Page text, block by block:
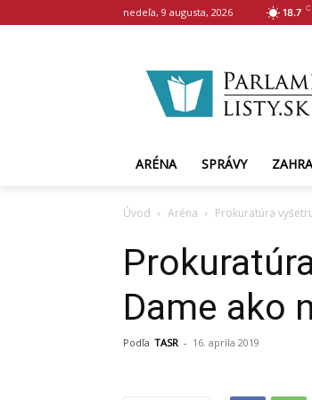
nedeľa, 9 augusta, 2026 18.7 C
ARÉNA SPRÁVY
Úvod Aréna Prokuratúra
Dame ako
Podľa TASR - 16. apríla 2019